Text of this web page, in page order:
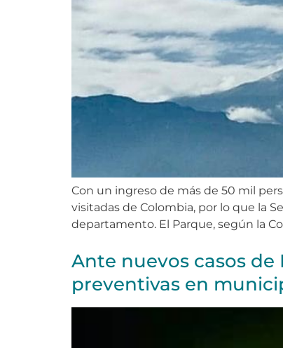
Con un ingreso de más de 50 mil
visitadas de Colombia, por lo que la
departamento. El Parque, según la
Ante nuevos casos
preventivas en